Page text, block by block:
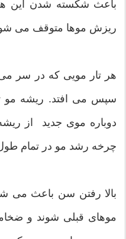
باعث شکسته شدن این
ریزش موها متوقف می
هر تار مویی که در سر
سپس می افتد. ریشه مو
دوباره موی جدید از
چرخه رشد مو در تمام طول
بالا رفتن سن باعث می
موهای قبلی شوند و